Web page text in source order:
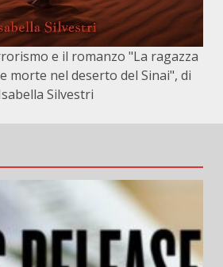
e il romanzo "La ragazza
morte nel deserto del Sinai", di
Silvestri